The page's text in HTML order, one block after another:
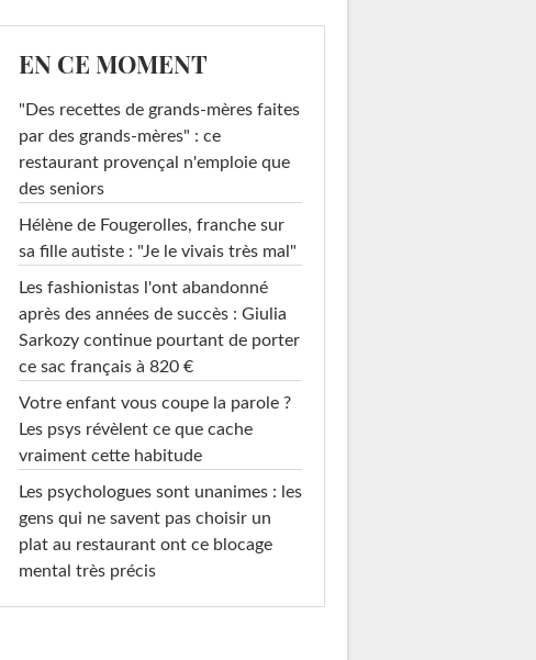
EN CE MOMENT
"Des recettes de grands-mères faites
par des grands-mères" : ce
restaurant provençal n'emploie que
des seniors
Hélène de Fougerolles, franche sur
sa fille autiste : "Je le vivais très mal"
Les fashionistas l'ont abandonné
après des années de succès : Giulia
Sarkozy continue pourtant de porter
ce sac français à 820 €
Votre enfant vous coupe la parole ?
Les psys révèlent ce que cache
vraiment cette habitude
Les psychologues sont unanimes : les
gens qui ne savent pas choisir un
plat au restaurant ont ce blocage
mental très précis